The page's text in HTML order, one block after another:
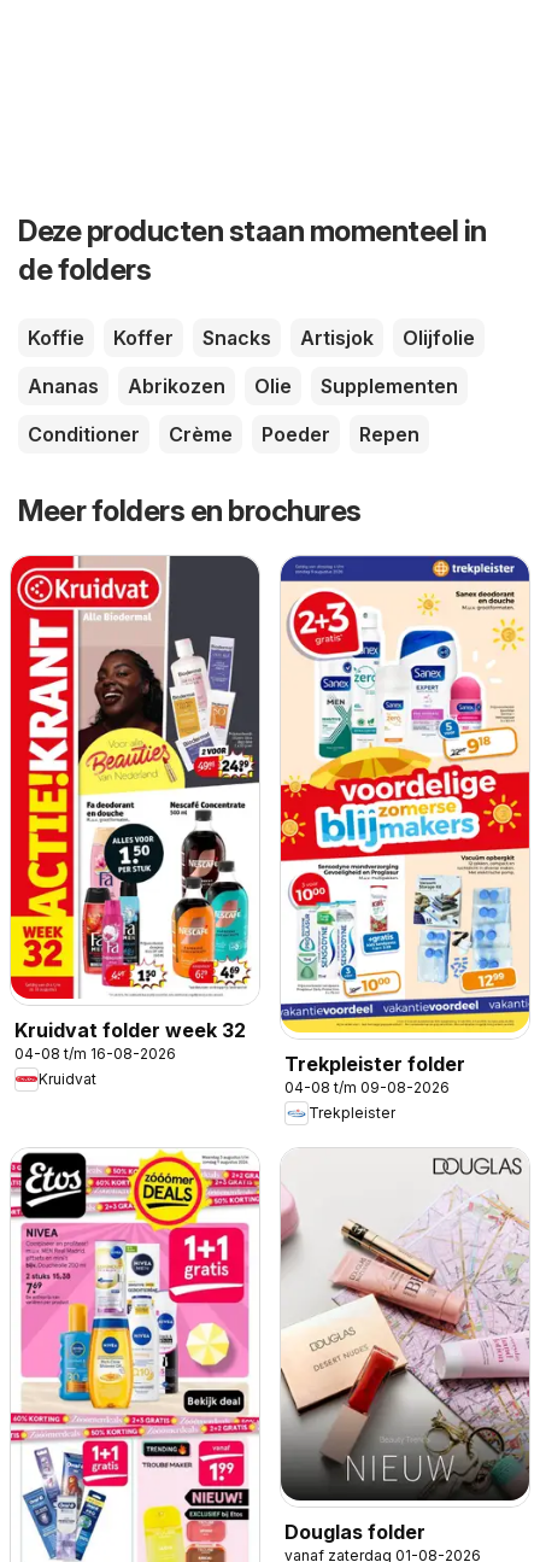
Deze producten staan momenteel in
de folders
Koffie Koffer Snacks Artisjok
Olijfolie
Ananas
Abrikozen Olie
Supplementen
Conditioner
Crème Poeder Repen
Meer folders en brochures
Kruidvat folder week 32
04-08 t/m 16-08-2026
Kruidvat
Trekpleister folder
04-08 t/m 09-08-2026
Trekpleister
Douglas folder
vanaf zaterdag 01-08-2026